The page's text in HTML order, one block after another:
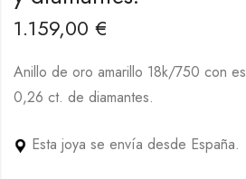
1.159,00 €
Anillo de oro amarillo 18k/750 con
0,26 ct. de diamantes.
Esta joya se envía desde España.